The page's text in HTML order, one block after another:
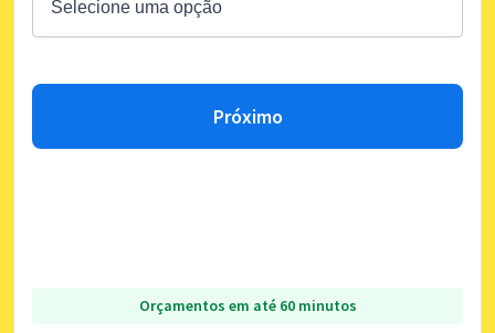
Próximo
Orçamentos em até 60 minutos